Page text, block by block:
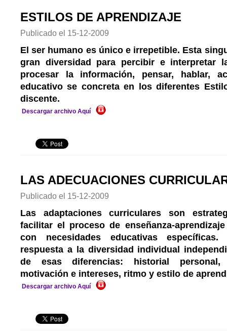
ESTILOS DE APRENDIZAJE
Publicado el 15-12-2009
El ser humano es único e irrepetible. Esta
gran diversidad para percibir e interpretar
procesar la información, pensar, hablar,
educativo se concreta en los diferentes
discente.
Descargar archivo Aquí
LAS ADECUACIONES
Publicado el 15-12-2009
Las adaptaciones curriculares son
facilitar el proceso de enseñanza-
con necesidades educativas
respuesta a la diversidad individual
de esas diferencias: historial personal,
motivación e intereses, ritmo y estilo de
Descargar archivo Aquí